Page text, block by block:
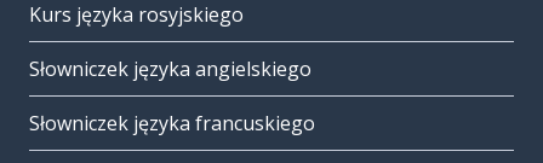
Kurs języka rosyjskiego
Słowniczek języka angielskiego
Słowniczek języka francuskiego